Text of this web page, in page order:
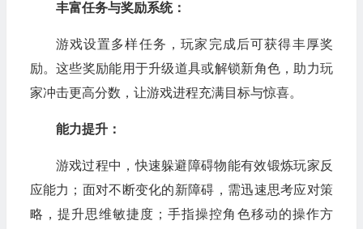
丰富任务与奖励系统：
游戏设置多样任务，玩家完成后可获得丰厚奖
励。这些奖励能用于升级道具或解锁新角色，助力玩
家冲击更高分数，让游戏进程充满目标与惊喜。
能力提升：
游戏过程中，快速躲避障碍物能有效锻炼玩家反
应能力；面对不断变化的新障碍，需迅速思考应对策
略，提升思维敏捷度；手指操控角色移动的操作方